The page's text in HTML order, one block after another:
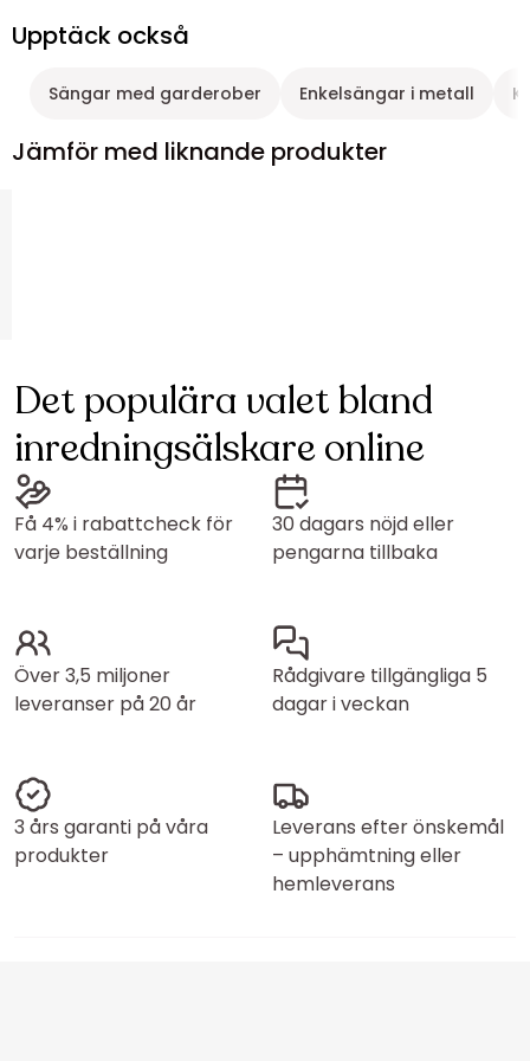
Upptäck också
Sängar med garderober Enkelsängar i metall
Jämför med liknande produkter
Det populära valet bland
inredningsälskare online
Få 4% i rabattcheck för
varje beställning
30 dagars nöjd eller
pengarna tillbaka
Över 3,5 miljoner
leveranser på 20 år
Rådgivare tillgängliga 5
dagar i veckan
3 års garanti på våra
produkter
Leverans efter önskemål
– upphämtning eller
hemleverans